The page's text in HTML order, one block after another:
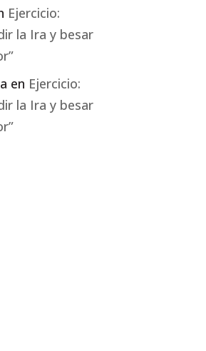
Ejercicio:
la Ira y besar
en Ejercicio:
la Ira y besar